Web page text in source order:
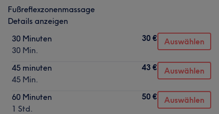
Fußreflexzonenmassage
Details anzeigen
30 Minuten
30 Min.
30 € Auswählen
45 minuten
45 Min.
43 € Auswählen
60 Minuten
1 Std.
50 € Auswählen